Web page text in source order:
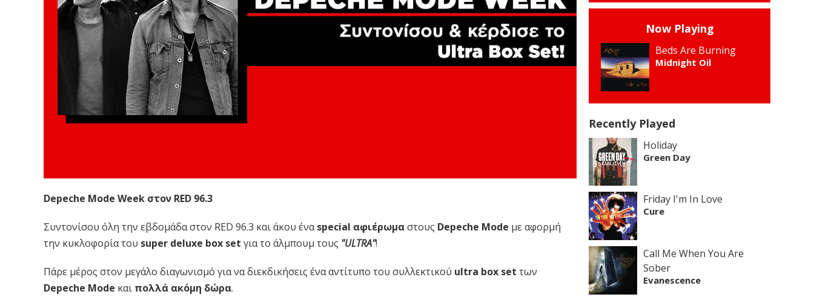
Depeche Mode Week στον RED 96.3
Συντονίσου όλη την εβδομάδα στον RED 96.3 και άκου έναspecial αφιέρωμαστους Depeche Mode με αφορμή
την κυκλοφορία του super deluxe box set για το άλμπουμ τους "ULTRA"!
Πάρε μέρος στον μεγάλο διαγωνισμό για να διεκδικήσεις ένα αντίτυπο του συλλεκτικού ultra box set των
Depeche Mode και πολλά ακόμη δώρα.
Now Playing
Beds Are Burning
Midnight Oil
Recently Played
Holiday
Green Day
Friday I'm In Love
Cure
Call Me When You Are
Sober
Evanescence